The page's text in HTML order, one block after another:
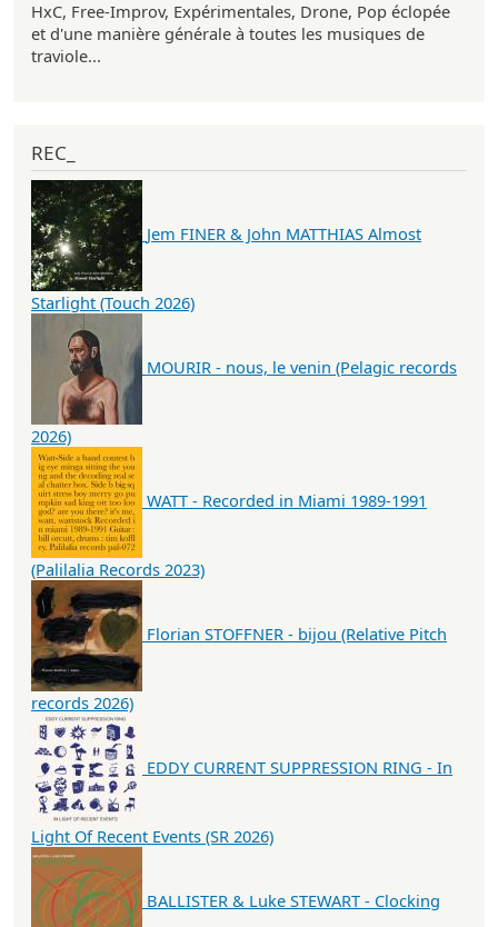
HxC, Free-Improv, Expérimentales, Drone, Pop éclopée
et d'une manière générale à toutes les musiques de
traviole...
REC_
Jem FINER & John MATTHIAS Almost
Starlight (Touch 2026)
MOURIR - nous, le venin (Pelagic records
2026)
WATT - Recorded in Miami 1989-1991
(Palilalia Records 2023)
Florian STOFFNER - bijou (Relative Pitch
records 2026)
EDDY CURRENT SUPPRESSION RING - In
Light Of Recent Events (SR 2026)
BALLISTER & Luke STEWART - Clocking